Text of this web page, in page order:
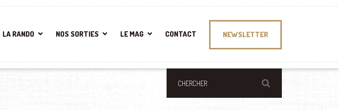
LA RANDO NOS SORTIES LE MAG CONTACT NEWSLETTER